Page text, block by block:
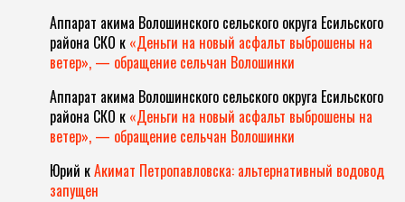
Аппарат акима Волошинского сельского округа Есильского
района СКО к «Деньги на новый асфальт выброшены на
ветер», — обращение сельчан Волошинки
Аппарат акима Волошинского сельского округа Есильского
района СКО к «Деньги на новый асфальт выброшены на
ветер», — обращение сельчан Волошинки
Юрий кАкимат Петропавловска: альтернативный водовод
запущен